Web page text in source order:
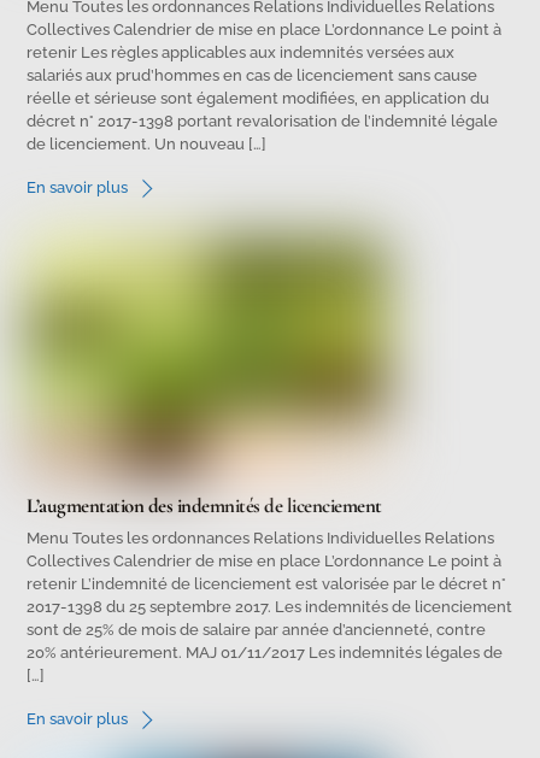
Menu Toutes les ordonnances Relations Individuelles Relations
Collectives Calendrier de mise en place L’ordonnance Le point à
retenir Les règles applicables aux indemnités versées aux
salariés aux prud’hommes en cas de licenciement sans cause
réelle et sérieuse sont également modifiées, en application du
décret n° 2017-1398 portant revalorisation de l’indemnité légale
de licenciement. Un nouveau […]
En savoir plus
L’augmentation des indemnités de licenciement
Menu Toutes les ordonnances Relations Individuelles Relations
Collectives Calendrier de mise en place L’ordonnance Le point à
retenir L’indemnité de licenciement est valorisée par le décret n°
2017-1398 du 25 septembre 2017. Les indemnités de licenciement
sont de 25% de mois de salaire par année d’ancienneté, contre
20% antérieurement. MAJ 01/11/2017 Les indemnités légales de
[…]
En savoir plus